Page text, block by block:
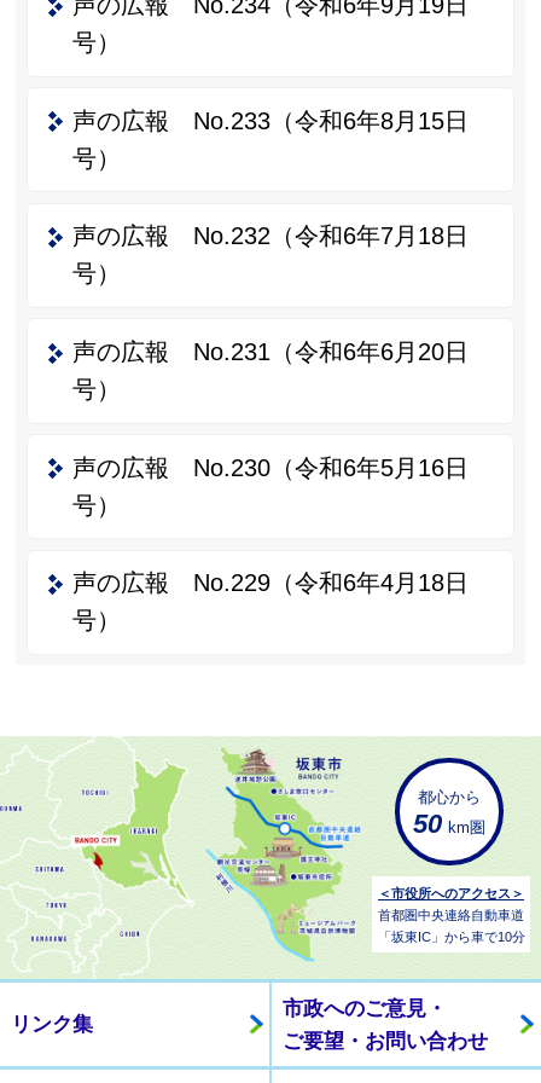
号）
声の広報 No.233（令和6年8月15日
号）
声の広報 No.232（令和6年7月18日
号）
声の広報 No.231（令和6年6月20日
号）
声の広報 No.230（令和6年5月16日
号）
声の広報 No.229（令和6年4月18日
号）
都心から
50 km圏
＜市役所へのアクセス＞
首都圏中央連絡自動車道
「坂東IC」から車で10分
リンク集
市政へのご意見・
ご要望・お問い合わせ